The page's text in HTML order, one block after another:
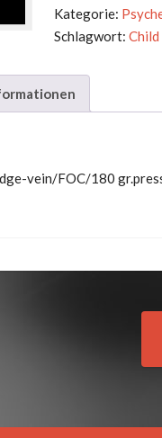
Menge
Kategorie:
Schlagwort:Child
vein/FOC/180